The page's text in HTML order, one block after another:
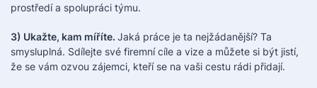
prostředí a spolupráci týmu.
3) Ukažte, kam míříte. Jaká práce je ta nejžádanější? Ta
smysluplná. Sdílejte své firemní cíle a vize a můžete si být jistí,
že se vám ozvou zájemci, kteří se na vaši cestu rádi přidají.